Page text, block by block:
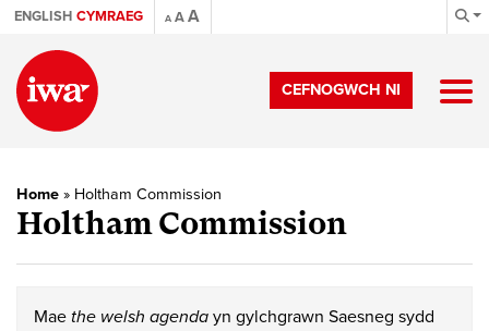
ENGLISH CYMRAEG A AA
CEFNOGWCH NI
Home » Holtham Commission
Holtham Commission
Mae the welsh agenda yn gylchgrawn Saesneg sydd